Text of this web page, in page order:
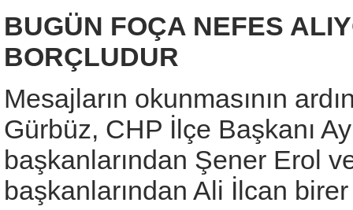
BUGÜN FOÇA NEFES
BORÇLUDUR
Mesajların okunmasının
Gürbüz, CHP İlçe Başkanı
başkanlarından Şener Erol
başkanlarından Ali İlcan